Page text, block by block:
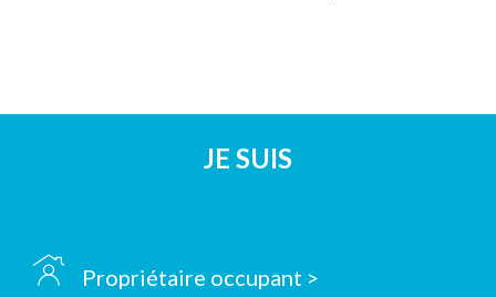
JE SUIS
Propriétaire occupant >